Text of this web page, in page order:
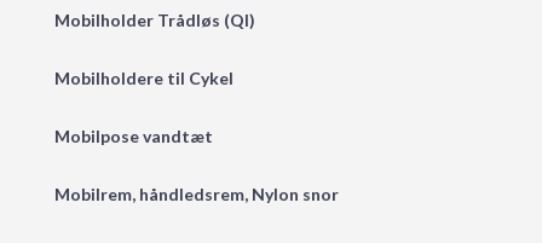
Mobilholder Trådløs (QI)
Mobilholdere til Cykel
Mobilpose vandtæt
Mobilrem, håndledsrem, Nylon snor